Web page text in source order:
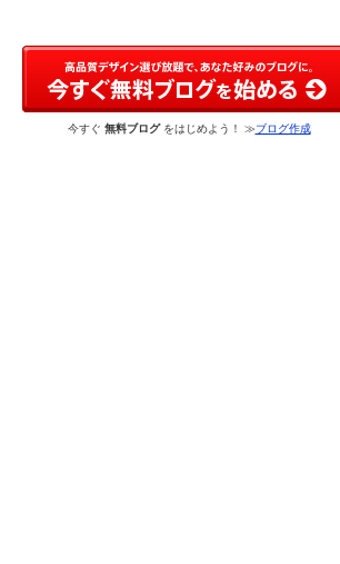
今すぐ 無料ブログをはじめよう！ ≫ブログ作成